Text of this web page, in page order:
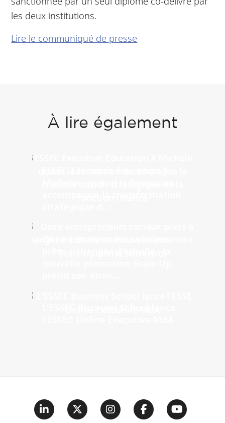
les deux institutions.
Lire le communiqué de presse
À lire également